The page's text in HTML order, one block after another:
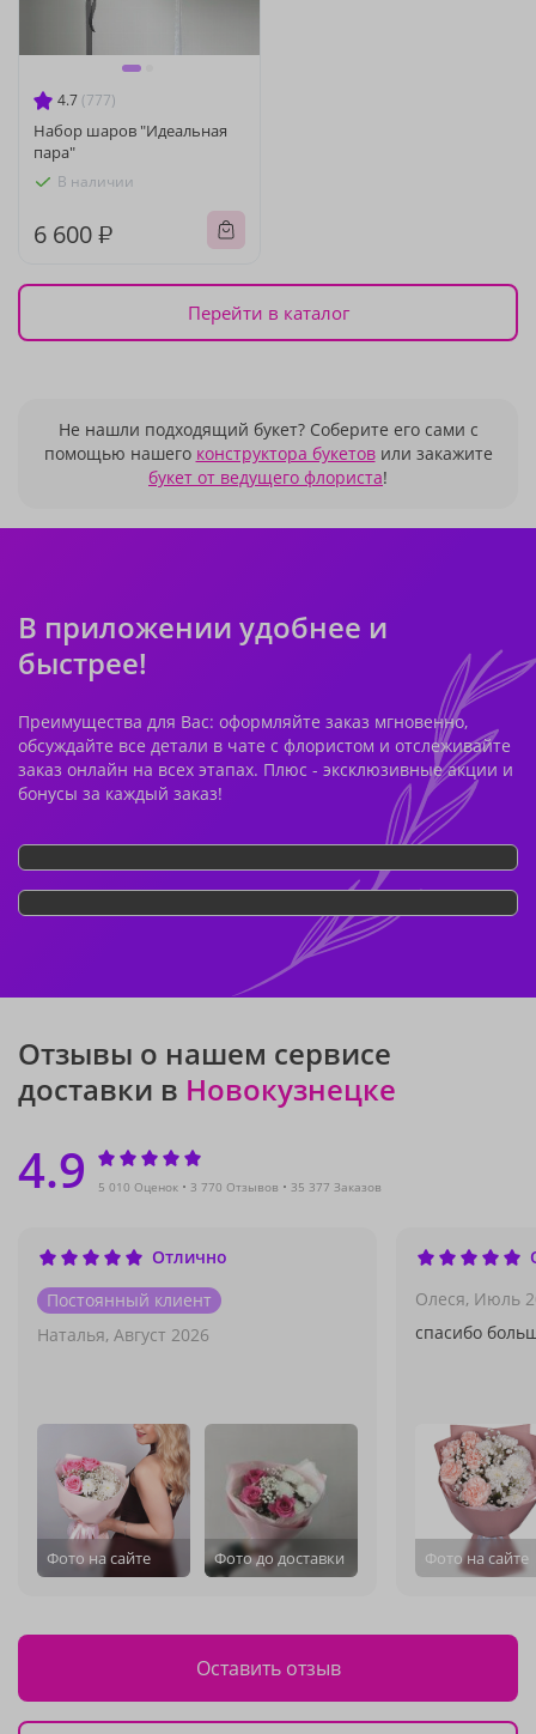
4.7 (777)
Набор шаров "Идеальная
пара"
В наличии
6 600 ₽
Перейти в каталог
Не нашли подходящий букет? Соберите его сами с
помощью нашего конструктора букетовили закажите
букет от ведущего флориста!
В приложении удобнее и
быстрее!
Преимущества для Вас: оформляйте заказ мгновенно,
обсуждайте все детали в чате с флористом и отслеживайте
заказ онлайн на всех этапах. Плюс - эксклюзивные акции и
бонусы за каждый заказ!
Отзывы о нашем сервисе
доставки в Новокузнецке
4.9 5 010 Оценок 3 770 Отзывов 35 377 Заказов
Отлично
Постоянный клиент
Наталья, Август 2026
Фото на сайте Фото до доставки
Олеся, Июль
спасибо
Фото на сайте
Оставить отзыв